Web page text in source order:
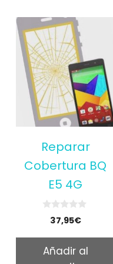
Reparar
Cobertura BQ
E5 4G
o
37,95€
Añadir al